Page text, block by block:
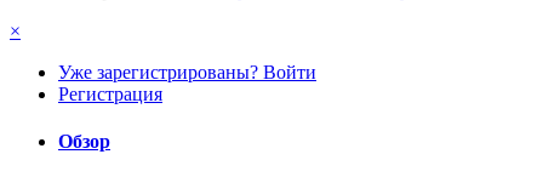
×
Уже зарегистрированы? Войти
Регистрация
Обзор